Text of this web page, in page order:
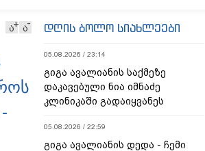
ა ა დღის ბოლო სიახლეები
05.08.2026 / 23:14
გიგა ავალიანის საქმეზე
დაკავებული ნია იმნაძე
კლინიკაში გადაიყვანეს
05.08.2026 / 22:59
გიგა ავალიანის დედა - ჩემი